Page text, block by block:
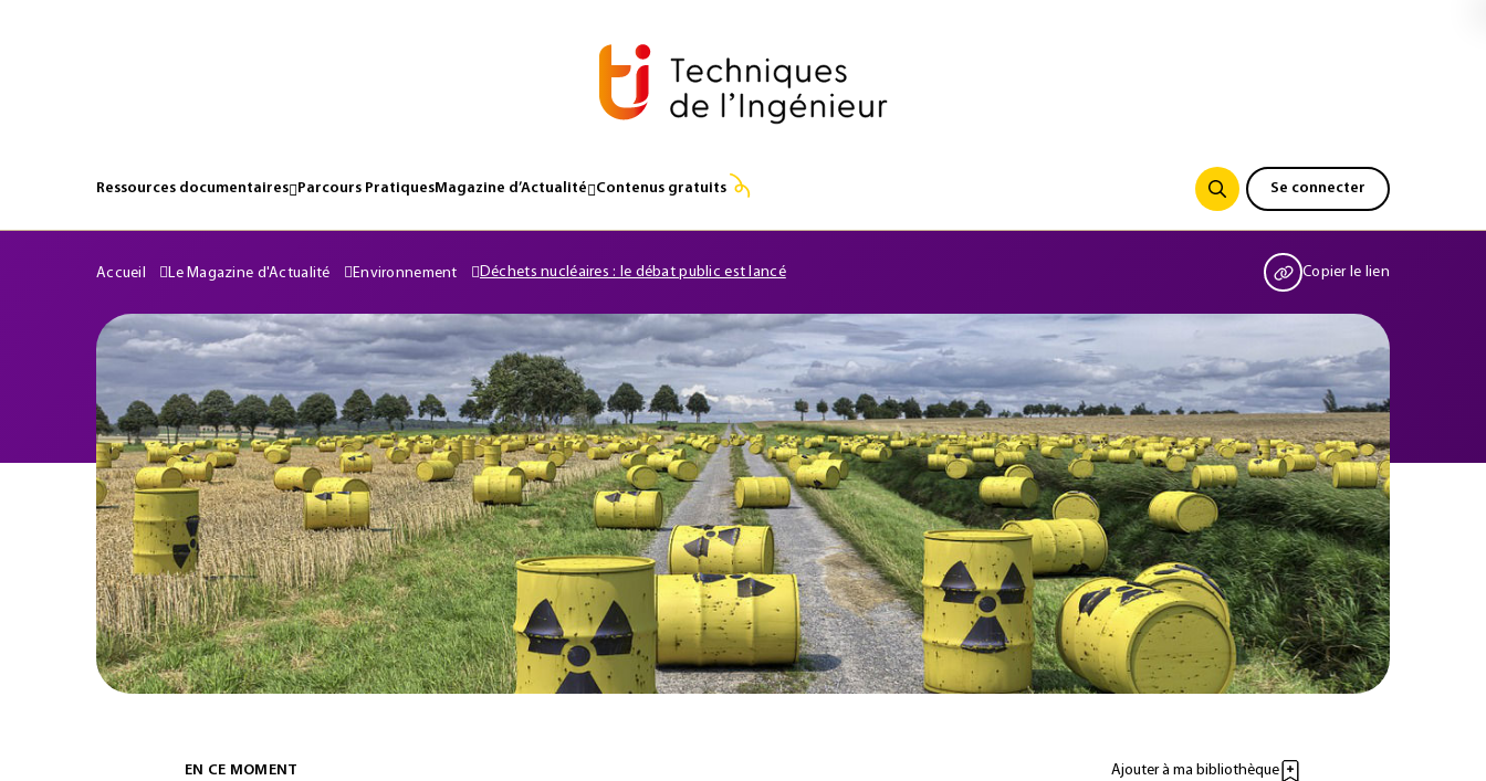
Ressources documentaires Parcours PratiquesMagazine d’Actualité Contenus gratuits Se connecter
Accueil Le Magazine d'Actualité Environnement Déchets nucléaires : le débat public est lancé Copier le lien
EN CE MOMENT Ajouter à ma bibliothèque